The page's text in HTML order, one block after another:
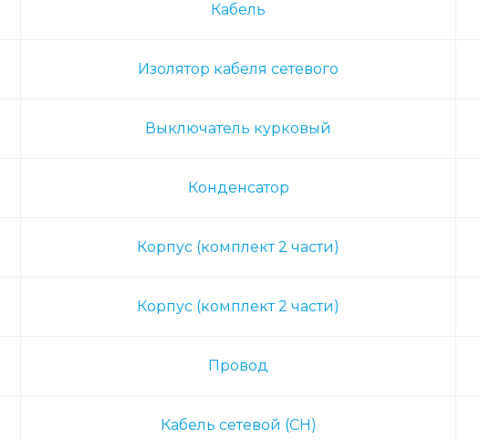
Кабель
Изолятор кабеля сетевого
Выключатель курковый
Конденсатор
Корпус (комплект 2 части)
Корпус (комплект 2 части)
Провод
Кабель сетевой (CH)